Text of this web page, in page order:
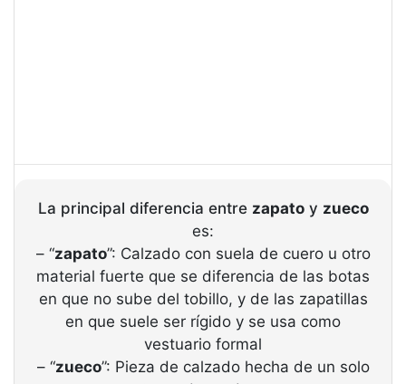
La principal diferencia entre zapatoy zueco
es:
– “zapato”: Calzado con suela de cuero u otro
material fuerte que se diferencia de las botas
en que no sube del tobillo, y de las zapatillas
en que suele ser rígido y se usa como
vestuario formal
– “zueco”: Pieza de calzado hecha de un solo